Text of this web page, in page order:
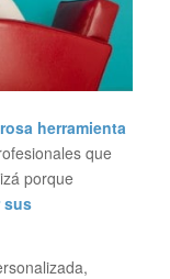
herramienta
que
porque
sus